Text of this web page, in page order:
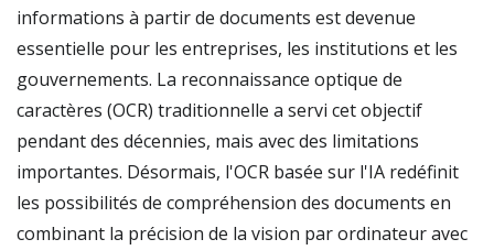
informations à partir de documents est devenue
essentielle pour les entreprises, les institutions et les
gouvernements. La reconnaissance optique de
caractères (OCR) traditionnelle a servi cet objectif
pendant des décennies, mais avec des limitations
importantes. Désormais, l'OCR basée sur l'IA redéfinit
les possibilités de compréhension des documents en
combinant la précision de la vision par ordinateur avec